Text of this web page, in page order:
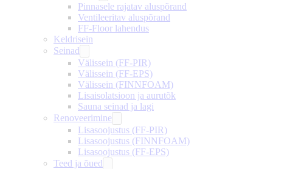
Pinnasele rajatav aluspõrand
Ventileeritav aluspõrand
FF-Floor lahendus
Keldrisein
Seinad
Välissein (FF-PIR)
Välissein (FF-EPS)
Välissein (FINNFOAM)
Lisaisolatsioon ja aurutõk
Sauna seinad ja lagi
Renoveerimine
Lisasoojustus (FF-PIR)
Lisasoojustus (FINNFOAM)
Lisasoojustus (FF-EPS)
Teed ja õued